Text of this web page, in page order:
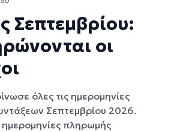
Σεπτεμβρίου:
οι
όλες τις ημερομηνίες
Σεπτεμβρίου 2026.
ημερομηνίες πληρωμής